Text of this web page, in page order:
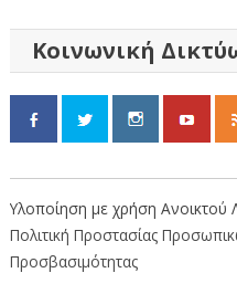
Κοινωνική
Υλοποίηση με χρήση Ανοικτού
Πολιτική Προστασίας
Προσβασιμότητας